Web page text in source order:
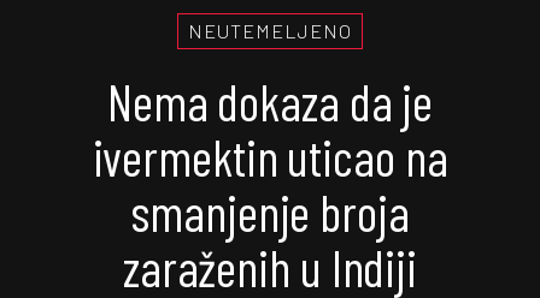
NEUTEMELJENO
Nema dokaza da je
ivermektin uticao na
smanjenje broja
zaraženih u Indiji